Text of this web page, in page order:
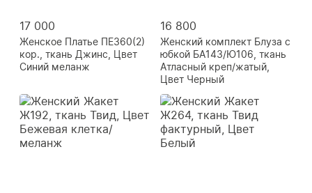
17 000
Женское Платье ПЕ360(2)
кор., ткань Джинс, Цвет
Синий меланж
16 800
Женский комплект Блуза с
юбкой БА143/Ю106, ткань
Атласный креп/жатый,
Цвет Черный